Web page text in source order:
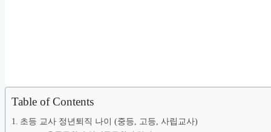
Table of Contents
초등 교사 정년퇴직 나이 (중등, 고등, 사립교사)